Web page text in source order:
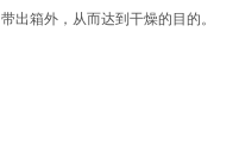
带出箱外，从而达到干燥的目的。